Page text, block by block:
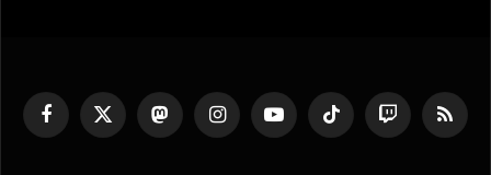
Facebook
X
MastodonInstagramYouTubeTikTok Twitch RSS